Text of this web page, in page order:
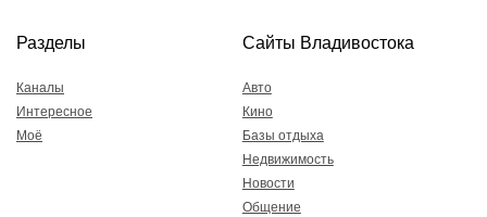
Разделы
Каналы
Интересное
Моё
Сайты Владивостока
Авто
Кино
Базы отдыха
Недвижимость
Новости
Общение